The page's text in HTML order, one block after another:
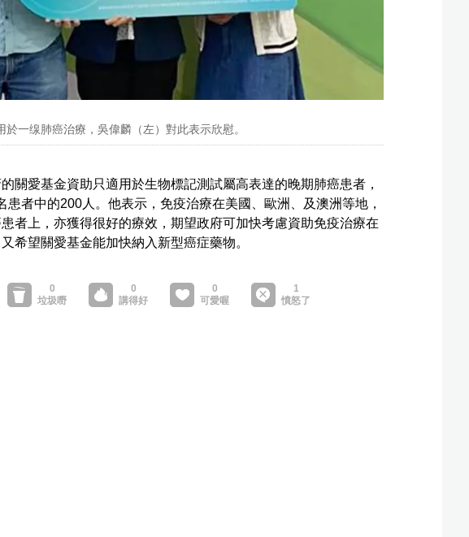
一缐肺癌治療，吳偉麟（左）對此表示欣慰。
關愛基金資助只適用於生物標記測試屬高表達的晚期肺癌患者，
患者中的200人。他表示，免疫治療在美國、歐洲、及澳洲等地，
者上，亦獲得很好的療效，期望政府可加快考慮資助免疫治療在
希望關愛基金能加快納入新型癌症藥物。